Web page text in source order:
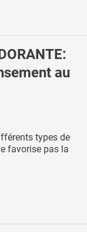
au
types de
favorise pas la